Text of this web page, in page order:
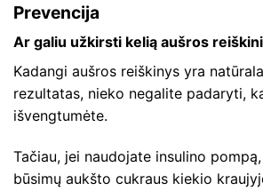
Prevencija
Ar galiu užkirsti kelią aušros
Kadangi aušros reiškinys yra
rezultatas, nieko negalite padaryti,
išvengtumėte.
Tačiau, jei naudojate insulino
būsimų aukšto cukraus kiekio